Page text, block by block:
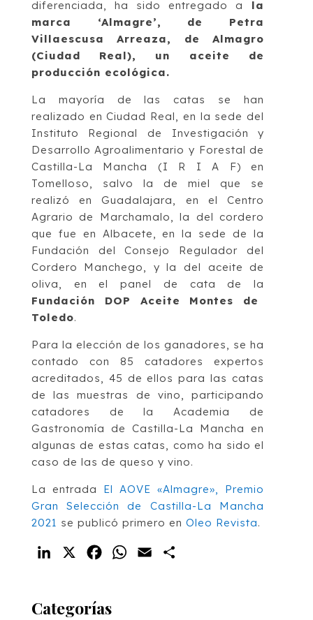
diferenciada, ha sido entregado a
la
marca ‘Almagre’, de Petra
Villaescusa Arreaza, de Almagro
(Ciudad Real), un aceite de
producción ecológica.
La mayoría de las catas se han
realizado en Ciudad Real, en la sede del
Instituto Regional de Investigación y
Desarrollo Agroalimentario y Forestal de
Castilla-La Mancha (I R I A F) en
Tomelloso, salvo la de miel que se
realizó en Guadalajara, en el Centro
Agrario de Marchamalo, la del cordero
que fue en Albacete, en la sede de la
Fundación del Consejo Regulador del
Cordero Manchego, y la del aceite de
oliva, en el panel de cata de la
Fundación DOP Aceite Montes de
Toledo.
Para la elección de los ganadores, se ha
contado con 85 catadores expertos
acreditados, 45 de ellos para las catas
de las muestras de vino, participando
catadores de la Academia de
Gastronomía de Castilla-La Mancha en
algunas de estas catas, como ha sido el
caso de las de queso y vino.
La entrada El AOVE «Almagre», Premio
Gran Selección de Castilla-La Mancha
2021 se publicó primero en Oleo Revista.
LinkedIn FacebookWhatsApp
Email
Categorías